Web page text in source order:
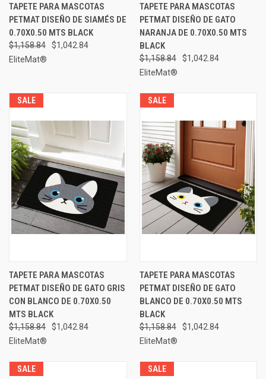
TAPETE PARA MASCOTAS
PETMAT DISEÑO DE SIAMÉS DE
0.70X0.50 MTS BLACK
$1,158.84
$1,042.84
EliteMat®
TAPETE PARA MASCOTAS
PETMAT DISEÑO DE GATO
NARANJA DE 0.70X0.50 MTS
BLACK
$1,158.84
$1,042.84
EliteMat®
SALE
TAPETE PARA MASCOTAS
PETMAT DISEÑO DE GATO GRIS
CON BLANCO DE 0.70X0.50
MTS BLACK
$1,158.84
$1,042.84
EliteMat®
SALE
TAPETE PARA MASCOTAS
PETMAT DISEÑO DE GATO
BLANCO DE 0.70X0.50 MTS
BLACK
$1,158.84
$1,042.84
EliteMat®
SALE SALE